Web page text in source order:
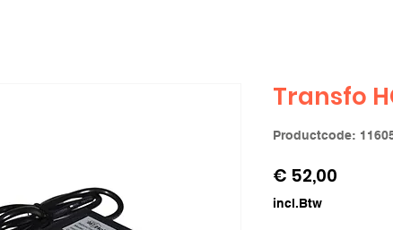
Transfo
Productcode:
€ 52,00
incl.Btw